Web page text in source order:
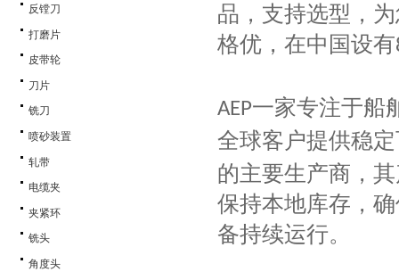
反镗刀
打磨片
皮带轮
刀片
铣刀
喷砂装置
轧带
电缆夹
夹紧环
铣头
角度头
品，支持选型，
格优，在中国设有
AEP一家专注于船
全球客户提供稳
的主要生产商，
保持本地库存，
备持续运行。